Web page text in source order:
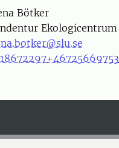
Bötker
Ekologicentrum
+46725669753